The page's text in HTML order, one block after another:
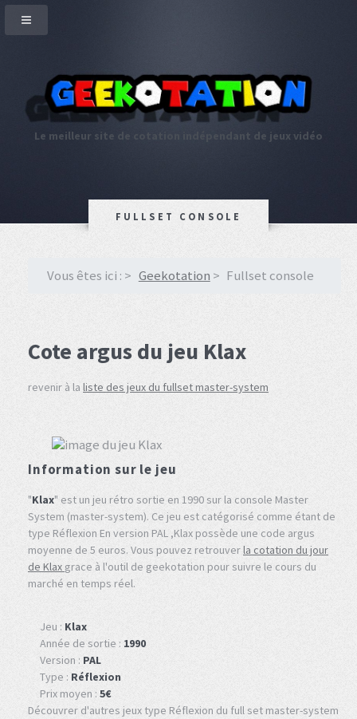
Le meilleur site de cotation indépendant de jeux vidéo
FULLSET CONSOLE
Vous êtes ici : Geekotation Fullset console
Cote argus du jeu Klax
revenir à la liste des jeux du fullset master-system
Information sur le jeu
"Klax" est un jeu rétro sortie en 1990 sur la console Master
System (master-system). Ce jeu est catégorisé comme étant de
type Réflexion En version PAL ,Klax possède une code argus
moyenne de 5 euros. Vous pouvez retrouverla cotation du jour
de Klax grace à l'outil de geekotation pour suivre le cours du
marché en temps réel.
Jeu : Klax
Année de sortie : 1990
Version : PAL
Type : Réflexion
Prix moyen : 5€
Découvrer d'autres jeux type Réflexion du full set master-system